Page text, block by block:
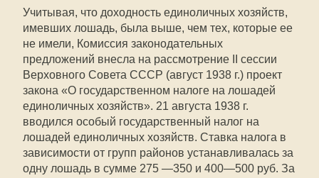
Учитывая, что доходность единоличных хозяйств,
имевших лошадь, была выше, чем тех, которые ее
не имели, Комиссия законодательных
предложений внесла на рассмотрение II сессии
Верховного Совета СССР (август 1938 г.) проект
закона «О государственном налоге на лошадей
единоличных хозяйств». 21 августа 1938 г.
вводился особый государственный налог на
лошадей единоличных хозяйств. Ставка налога в
зависимости от групп районов устанавливалась за
одну лошадь в сумме 275 —350 и 400—500 руб. За